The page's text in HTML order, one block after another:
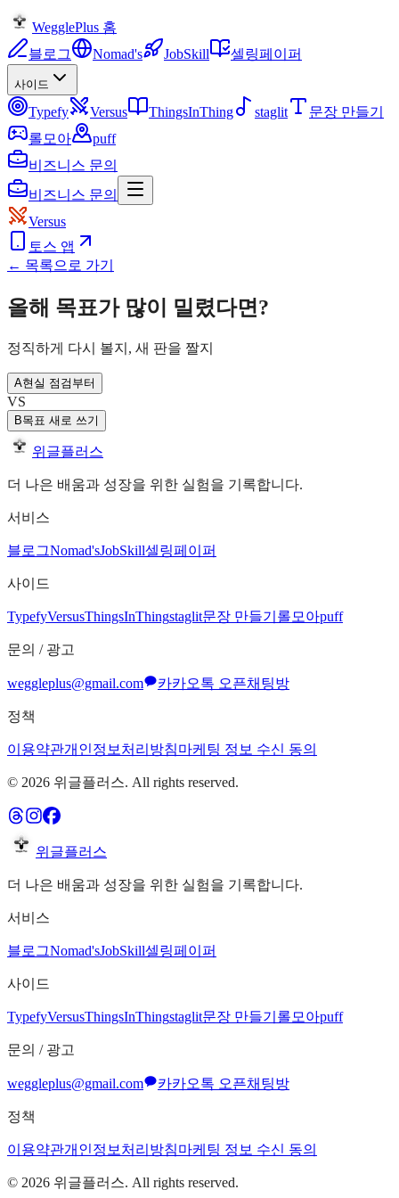
WegglePlus 홈
블로그
Nomad's JobSkill 셀링페이퍼
사이드
Typefy Versus ThingsInThing staglit
문장 만들기
롤모아
puff
비즈니스 문의
비즈니스 문의
Versus
토스 앱
← 목록으로 가기
올해 목표가 많이 밀렸다면?
정직하게 다시 볼지, 새 판을 짤지
A현실 점검부터
VS
B목표 새로 쓰기
위글플러스
더 나은 배움과 성장을 위한 실험을 기록합니다.
서비스
블로그Nomad'sJobSkill셀링페이퍼
사이드
TypefyVersusThingsInThingstaglit문장 만들기 롤모아puff
문의 / 광고
weggleplus@gmail.com 카카오톡 오픈채팅방
정책
이용약관개인정보처리방침마케팅 정보 수신 동의
© 2026 위글플러스. All rights reserved.
위글플러스
더 나은 배움과 성장을 위한 실험을 기록합니다.
서비스
블로그Nomad'sJobSkill셀링페이퍼
사이드
TypefyVersusThingsInThingstaglit문장 만들기 롤모아puff
문의 / 광고
weggleplus@gmail.com 카카오톡 오픈채팅방
정책
이용약관개인정보처리방침마케팅 정보 수신 동의
© 2026 위글플러스. All rights reserved.